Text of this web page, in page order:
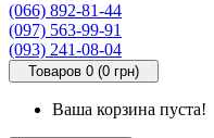
(066) 892-81-44
(097) 563-99-91
(093) 241-08-04
Товаров 0 (0 грн)
Ваша корзина пуста!